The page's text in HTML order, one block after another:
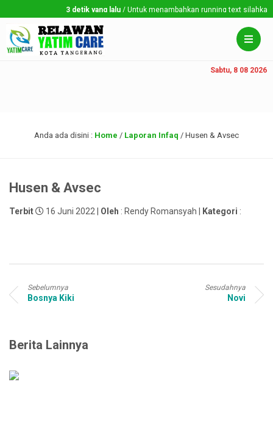
3 detik yang lalu/ Untuk menambahkan running text silahkan
Sabtu, 8 08 2026
Anda ada disini : Home / Laporan Infaq / Husen & Avsec
Husen & Avsec
Terbit 16 Juni 2022 | Oleh : Rendy Romansyah | Kategori :
Sebelumnya
Bosnya Kiki
Sesudahnya
Novi
Berita Lainnya